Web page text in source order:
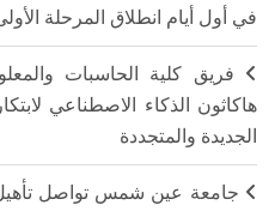
في أول أيام انطلاق المرحلة
فريق كلية الحاسبات
هاكاثون الذكاء الاصطناعي
الجديدة والمتجددة
جامعة عين شمس تواصل